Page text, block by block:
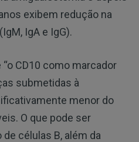
exibem redução na
IgA e IgG).
CD10 como marcador
submetidas à
menor do
O que pode ser
células B, além da